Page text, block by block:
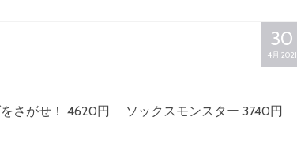
30
4月 2021
さがせ！ 4620円 ソックスモンスター 3740円